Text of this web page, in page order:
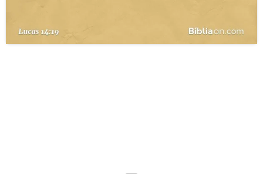
PERGUNTE À BÍBLIA
TERMO BÍBLICO